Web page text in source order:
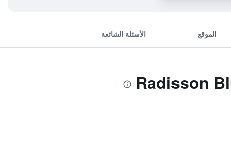
الموقع الأسئلة الشائعة